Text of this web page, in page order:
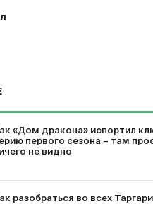
«Дом дракона» испортил
первого сезона – там
не видно
разобраться во всех